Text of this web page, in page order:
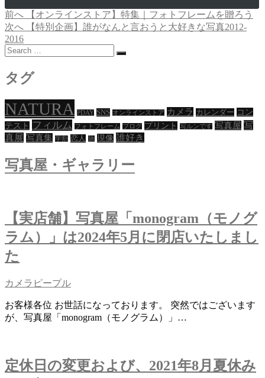
投
稿
ナ
ビ
ー
シ
ン
前へ
過
去
投
【オンラインストア】特集｜フォトフレームを贈ろう
次へ
次
投
【特別企画】誰がなんと言おうと大好きな写真2012-
2016
Search
…
タグ
NATURA PDAY SNS オンラインストア カメラ カレンダー コン
テスト フィルム フォトフレーム ブログ プリント 写ルンです 写真屋 写
真展 写真集 学割 恋人 旅 現像 誰好き
写真屋・ギャラリー
【実店舗】写真屋「monogram（モノグ
ラム）」は2024年5月に閉店いたしまし
た
カメラピープル
お客様各位 お世話になっております。 突然ではございます
が、写真屋「monogram（モノグラム）」…
定休日の変更および、2021年8月夏休み